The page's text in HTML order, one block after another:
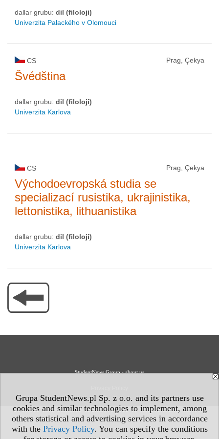
Grupa StudentNews.pl Sp. z o.o. and its partners use
cookies and similar technologies to implement, among
others statistical and advertising services in accordance
with the Privacy Policy. You can specify the conditions
dallar grubu: dil (filoloji)
Univerzita Palackého v Olomouci
CS Prag, Çekya
Švédština
dallar grubu: dil (filoloji)
Univerzita Karlova
CS Prag, Çekya
Východoevropská studia se
specializací rusistika, ukrajinistika,
lettonistika, lithuanistika
dallar grubu: dil (filoloji)
Univerzita Karlova
StudentNews Group - about us